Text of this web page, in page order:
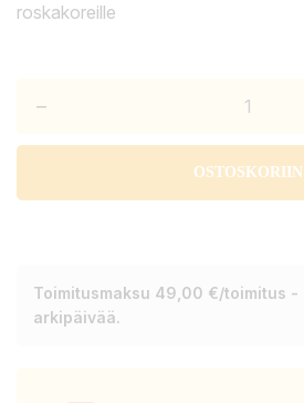
roskakoreille
–
OSTOSKORIIN
Toimitusmaksu 49,00 €/toimitus -
arkipäivää.